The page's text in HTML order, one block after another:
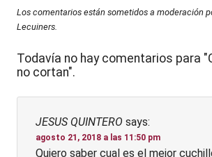
Los comentarios están sometidos a moderación
Lecuiners.
Todavía no hay comentarios para
no cortan".
JESUS QUINTERO says:
agosto 21, 2018 a las 11:50 pm
Quiero saber cual es el mejor